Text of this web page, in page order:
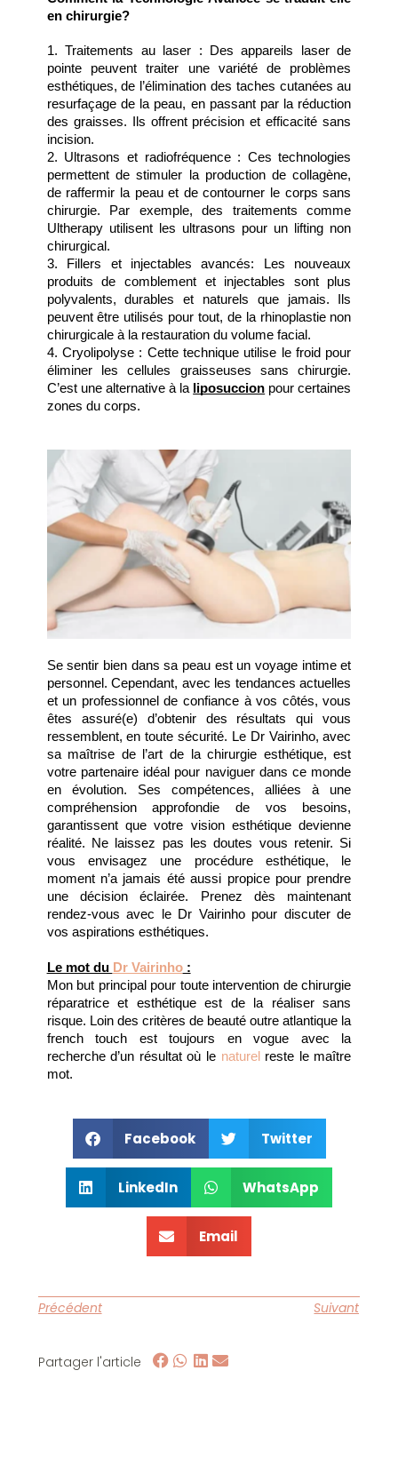
en chirurgie?
1. Traitements au laser : Des appareils laser de
pointe peuvent traiter une variété de problèmes
esthétiques, de l’élimination des taches cutanées au
resurfaçage de la peau, en passant par la réduction
des graisses. Ils offrent précision et efficacité sans
incision.
2. Ultrasons et radiofréquence : Ces technologies
permettent de stimuler la production de collagène,
de raffermir la peau et de contourner le corps sans
chirurgie. Par exemple, des traitements comme
Ultherapy utilisent les ultrasons pour un lifting non
chirurgical.
3. Fillers et injectables avancés: Les nouveaux
produits de comblement et injectables sont plus
polyvalents, durables et naturels que jamais. Ils
peuvent être utilisés pour tout, de la rhinoplastie non
chirurgicale à la restauration du volume facial.
4. Cryolipolyse : Cette technique utilise le froid pour
éliminer les cellules graisseuses sans chirurgie.
C’est une alternative à la liposuccion pour certaines
zones du corps.
Se sentir bien dans sa peau est un voyage intime et
personnel. Cependant, avec les tendances actuelles
et un professionnel de confiance à vos côtés, vous
êtes assuré(e) d’obtenir des résultats qui vous
ressemblent, en toute sécurité. Le Dr Vairinho, avec
sa maîtrise de l’art de la chirurgie esthétique, est
votre partenaire idéal pour naviguer dans ce monde
en évolution. Ses compétences, alliées à une
compréhension approfondie de vos besoins,
garantissent que votre vision esthétique devienne
réalité. Ne laissez pas les doutes vous retenir. Si
vous envisagez une procédure esthétique, le
moment n’a jamais été aussi propice pour prendre
une décision éclairée. Prenez dès maintenant
rendez-vous avec le Dr Vairinho pour discuter de
vos aspirations esthétiques.
Le mot du Dr Vairinho :
Mon but principal pour toute intervention de chirurgie
réparatrice et esthétique est de la réaliser sans
risque. Loin des critères de beauté outre atlantique la
french touch est toujours en vogue avec la
recherche d’un résultat où le naturel reste le maître
mot.
Facebook Twitter
LinkedIn WhatsApp
Email
Précédent Suivant
Partager l'article